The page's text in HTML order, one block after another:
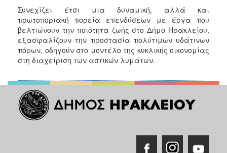
Συνεχίζει έτσι μια δυναμική, αλλά και
πρωτοποριακή πορεία επενδύσεων με έργα που
βελτιώνουν την ποιότητα ζωής στο Δήμο Ηρακλείου,
εξασφαλίζουν την προστασία πολύτιμων υδάτινων
πόρων, οδηγούν στο μοντέλο της κυκλικής οικονομίας
στη διαχείριση των αστικών λυμάτων.